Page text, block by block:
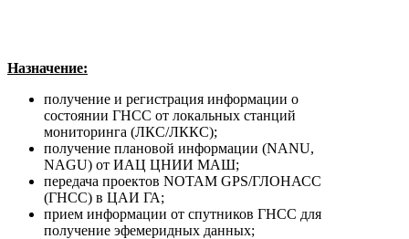
Назначение:
получение и регистрация информации о
состоянии ГНСС от локальных станций
мониторинга (ЛКС/ЛККС);
получение плановой информации (NANU,
NAGU) от ИАЦ ЦНИИ МАШ;
передача проектов NOTAM GPS/ГЛОНАСС
(ГНСС) в ЦАИ ГА;
прием информации от спутников ГНСС для
получение эфемеридных данных;